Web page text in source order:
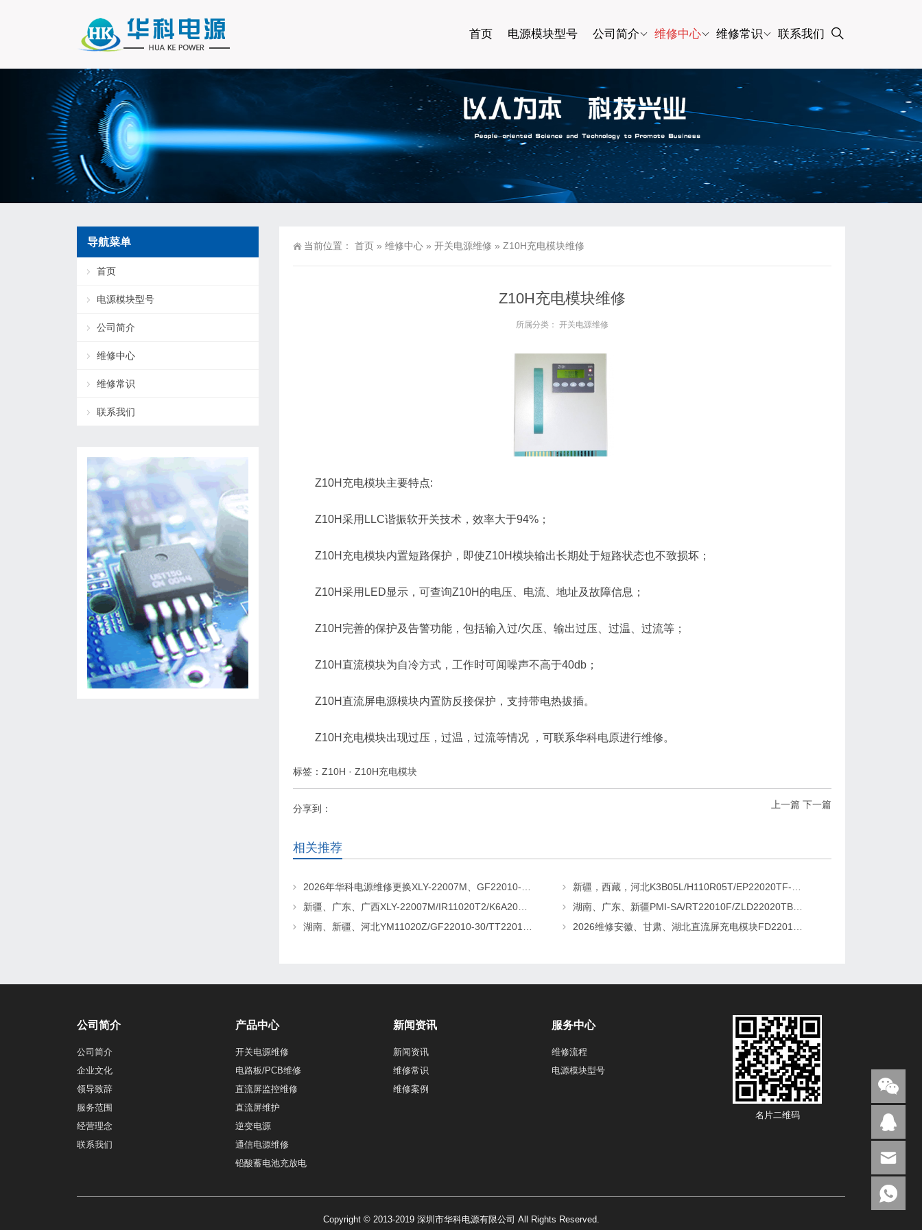
首页 电源模块型号 公司简介 维修中心 维修常识 联系我们
当前位置： 首页 » 维修中心 » 开关电源维修 » Z10H充电模块维修
Z10H充电模块维修
所属分类： 开关电源维修
Z10H充电模块主要特点:
Z10H采用LLC谐振软开关技术，效率大于94%；
Z10H充电模块内置短路保护，即使Z10H模块输出长期处于短路状态也不致损坏；
Z10H采用LED显示，可查询Z10H的电压、电流、地址及故障信息；
Z10H完善的保护及告警功能，包括输入过/欠压、输出过压、过温、过流等；
Z10H直流模块为自冷方式，工作时可闻噪声不高于40db；
Z10H直流屏电源模块内置防反接保护，支持带电热拔插。
Z10H充电模块出现过压，过温，过流等情况 ，可联系华科电原进行维修。
标签： Z10H · Z10H充电模块
上一篇 下一篇
分享到：
相关推荐
湖南、广东、新疆PMI-SA/RT22010F/ZLD22020TB电源模块维修更换
导航菜单
首页
电源模块型号
公司简介
维修中心
维修常识
联系我们
公司简介
公司简介
企业文化
领导致辞
服务范围
经营理念
联系我们
产品中心
开关电源维修
电路板/PCB维修
直流屏监控维修
直流屏维护
逆变电源
通信电源维修
铅酸蓄电池充放电
新闻资讯
新闻资讯
维修常识
维修案例
服务中心
维修流程
电源模块型号
名片二维码
Copyright © 2013-2019 深圳市华科电源有限公司 All Rights Reserved.